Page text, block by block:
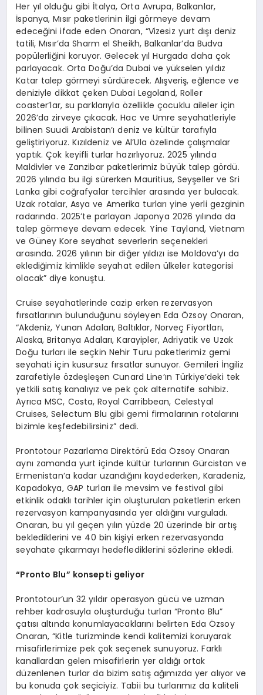
Her yıl olduğu gibi İtalya, Orta Avrupa, Balkanlar,
İspanya, Mısır paketlerinin ilgi görmeye devam
edeceğini ifade eden Onaran, “Vizesiz yurt dışı deniz
tatili, Mısır’da Sharm el Sheikh, Balkanlar’da Budva
popülerliğini koruyor. Gelecek yıl Hurgada daha çok
parlayacak. Orta Doğu’da Dubai ve yükselen yıldız
Katar talep görmeyi sürdürecek. Alışveriş, eğlence ve
deniziyle dikkat çeken Dubai Legoland, Roller
coaster’lar, su parklarıyla özellikle çocuklu aileler için
2026’da zirveye çıkacak. Hac ve Umre seyahatleriyle
bilinen Suudi Arabistan’ı deniz ve kültür tarafıyla
geliştiriyoruz. Kızıldeniz ve Al’Ula özelinde çalışmalar
yaptık. Çok keyifli turlar hazırlıyoruz. 2025 yılında
Maldivler ve Zanzibar paketlerimiz büyük talep gördü.
2026 yılında bu ilgi sürerken Mauritius, Seyşeller ve Sri
Lanka gibi coğrafyalar tercihler arasında yer bulacak.
Uzak rotalar, Asya ve Amerika turları yine yerli gezginin
radarında. 2025’te parlayan Japonya 2026 yılında da
talep görmeye devam edecek. Yine Tayland, Vietnam
ve Güney Kore seyahat severlerin seçenekleri
arasında. 2026 yılının bir diğer yıldızı ise Moldova’yı da
eklediğimiz kimlikle seyahat edilen ülkeler kategorisi
olacak” diye konuştu.
Cruise seyahatlerinde cazip erken rezervasyon
fırsatlarının bulunduğunu söyleyen Eda Özsoy Onaran,
“Akdeniz, Yunan Adaları, Baltıklar, Norveç Fiyortları,
Alaska, Britanya Adaları, Karayipler, Adriyatik ve Uzak
Doğu turları ile seçkin Nehir Turu paketlerimiz gemi
seyahati için kusursuz fırsatlar sunuyor. Gemileri İngiliz
zarafetiyle özdeşleşen Cunard Line’ın Türkiye’deki tek
yetkili satış kanalıyız ve pek çok alternatife sahibiz.
Ayrıca MSC, Costa, Royal Carribbean, Celestyal
Cruises, Selectum Blu gibi gemi firmalarının rotalarını
bizimle keşfedebilirsiniz” dedi.
Prontotour Pazarlama Direktörü Eda Özsoy Onaran
aynı zamanda yurt içinde kültür turlarının Gürcistan ve
Ermenistan’a kadar uzandığını kaydederken, Karadeniz,
Kapadokya, GAP turları ile mevsim ve festival gibi
etkinlik odaklı tarihler için oluşturulan paketlerin erken
rezervasyon kampanyasında yer aldığını vurguladı.
Onaran, bu yıl geçen yılın yüzde 20 üzerinde bir artış
beklediklerini ve 40 bin kişiyi erken rezervasyonda
seyahate çıkarmayı hedeflediklerini sözlerine ekledi.
“Pronto Blu” konsepti geliyor
Prontotour’un 32 yıldır operasyon gücü ve uzman
rehber kadrosuyla oluşturduğu turları “Pronto Blu”
çatısı altında konumlayacaklarını belirten Eda Özsoy
Onaran, “Kitle turizminde kendi kalitemizi koruyarak
misafirlerimize pek çok seçenek sunuyoruz. Farklı
kanallardan gelen misafirlerin yer aldığı ortak
düzenlenen turlar da bizim satış ağımızda yer alıyor ve
bu konuda çok seçiciyiz. Tabii bu turlarımız da kaliteli